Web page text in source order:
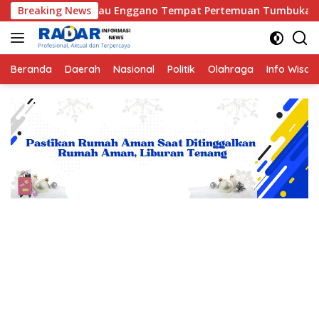
Langsung
ke
konten
Breaking News
Kisah Pulau Enggano Tempat Pertemuan Tumbukan antara
Beranda Daerah Nasional Politik Olahraga Info